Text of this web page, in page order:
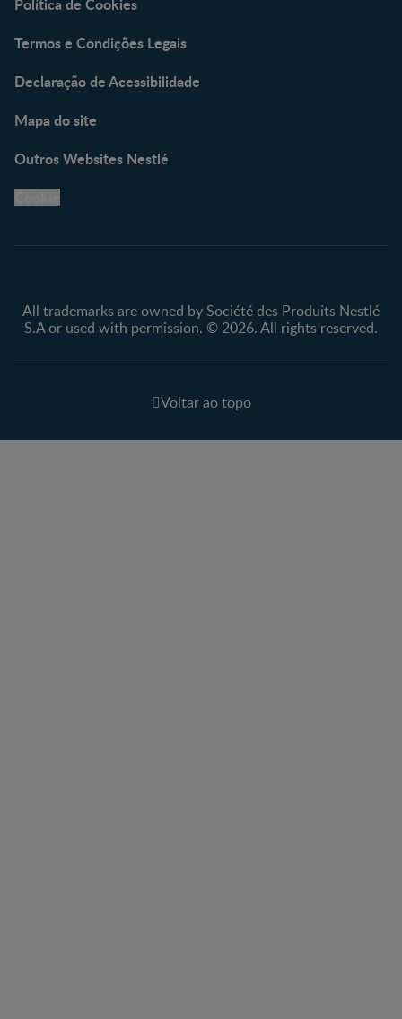
Termos e Condições Legais
Declaração de Acessibilidade
Mapa do site
Outros Websites Nestlé
All trademarks are owned by Société des Produits Nestlé
S.A or used with permission. © 2026. All rights reserved.
Voltar ao topo